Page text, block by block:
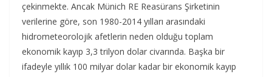
çekinmekte. Ancak Münich RE Reasürans Şirketinin
verilerine göre, son 1980-2014 yılları arasındaki
hidrometeorolojik afetlerin neden olduğu toplam
ekonomik kayıp 3,3 trilyon dolar civarında. Başka bir
ifadeyle yıllık 100 milyar dolar kadar bir ekonomik kayıp